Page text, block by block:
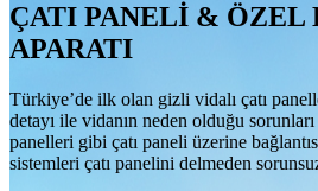
ÇATI PANELİ & ÖZEL
APARATI
Türkiye’de ilk olan gizli vidalı çatı
detayı ile vidanın neden olduğu
panelleri gibi çatı paneli üzerine
sistemleri çatı panelini delmeden